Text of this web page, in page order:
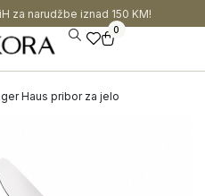
za narudžbe iznad 150 KM!
0
Haus pribor za jelo